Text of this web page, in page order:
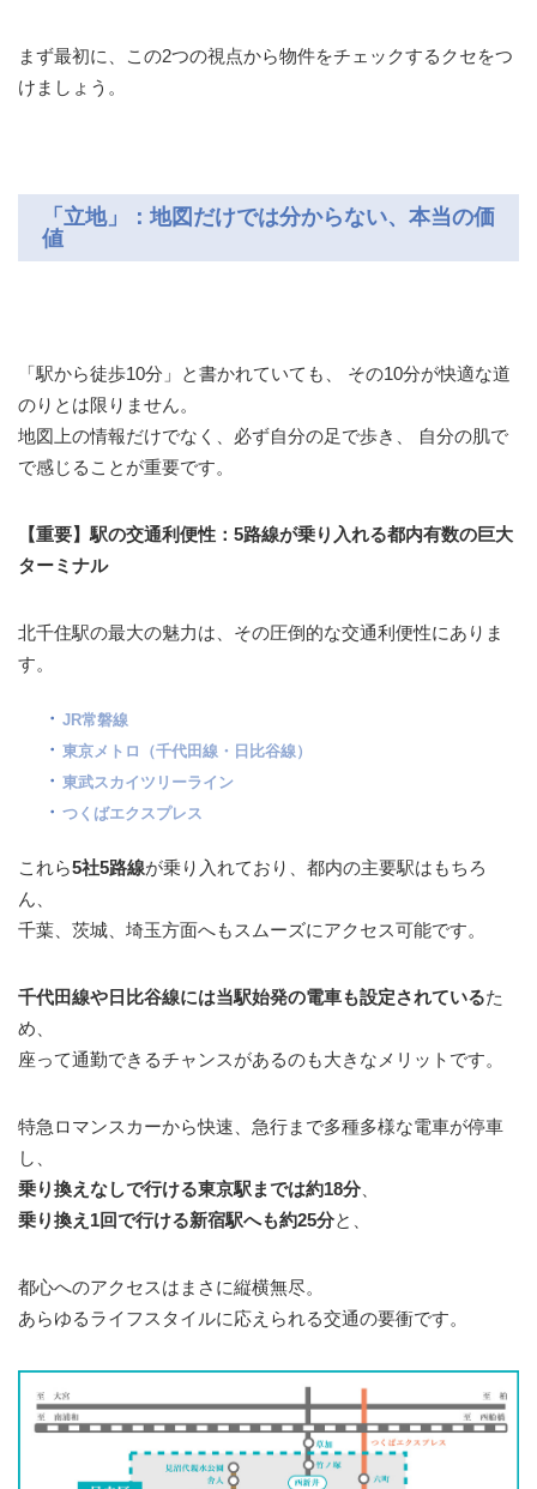
まず最初に、この2つの視点から物件をチェックするクセをつ
けましょう。
「立地」：地図だけでは分からない、本当の価
値
「駅から徒歩10分」と書かれていても、 その10分が快適な道
のりとは限りません。
地図上の情報だけでなく、必ず自分の足で歩き、 自分の肌で
で感じることが重要です。
【重要】駅の交通利便性：5路線が乗り入れる都内有数の巨大
ターミナル
北千住駅の最大の魅力は、その圧倒的な交通利便性にありま
す。
JR常磐線
東京メトロ（千代田線・日比谷線）
東武スカイツリーライン
つくばエクスプレス
これら5社5路線が乗り入れており、都内の主要駅はもちろ
ん、
千葉、茨城、埼玉方面へもスムーズにアクセス可能です。
千代田線や日比谷線には当駅始発の電車も設定されているた
め、
座って通勤できるチャンスがあるのも大きなメリットです。
特急ロマンスカーから快速、急行まで多種多様な電車が停車
し、
乗り換えなしで行ける東京駅までは約18分
乗り換え1回で行ける新宿駅へも約25分と、
都心へのアクセスはまさに縦横無尽。
あらゆるライフスタイルに応えられる交通の要衝です。